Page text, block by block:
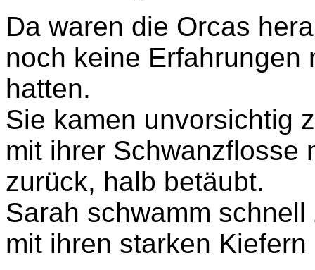
Da waren die Orcas
noch keine Erfahrungen
hatten.
Sie kamen unvorsichtig
mit ihrer Schwanzflosse
zurück, halb betäubt.
Sarah schwamm
mit ihren starken